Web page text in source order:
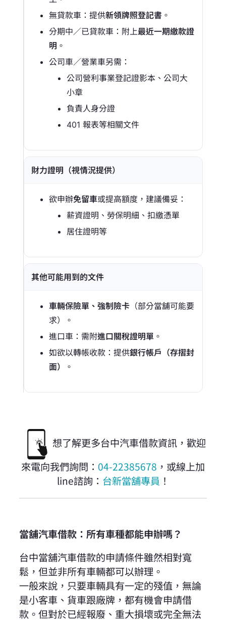
無貸款車：提供新領牌照登記書 。
分期中／已貸款車：附上最近一期繳款證
明 。
公司車／營業車另需：
公司營利事業登記證影本、公司大
小章
負責人身分證
401 報表等相關文件
財力證明（視情況提供）
欲申辦免留車或提高額度，建議備妥：
薪資證明、勞保明細、扣繳憑單
居住證明等
其他可能用到的文件
車輛保險單、強制險卡 （部分當舖可能要
求）。
進口車：需附進口關稅證明單 。
如欲以轉帳收款：提供銀行帳戶（存摺封
面）
。
想了解更多台中汽車借款資訊，歡迎
來電向我們詢問： 04-22385678 ，或線上加
line諮詢： 台新當舖專員 ！
當舖汽車借款：所有車種都能申辦嗎？
台中當舖汽車借款的申請條件雖然相對寬
鬆，但並非所有車輛都可以辦理。
一般來說，只要車輛具有一定的殘值，無論
是小客車、貨車跟廠牌，都有機會申請借
款。但對於已經報廢、重大損壞或完全無法